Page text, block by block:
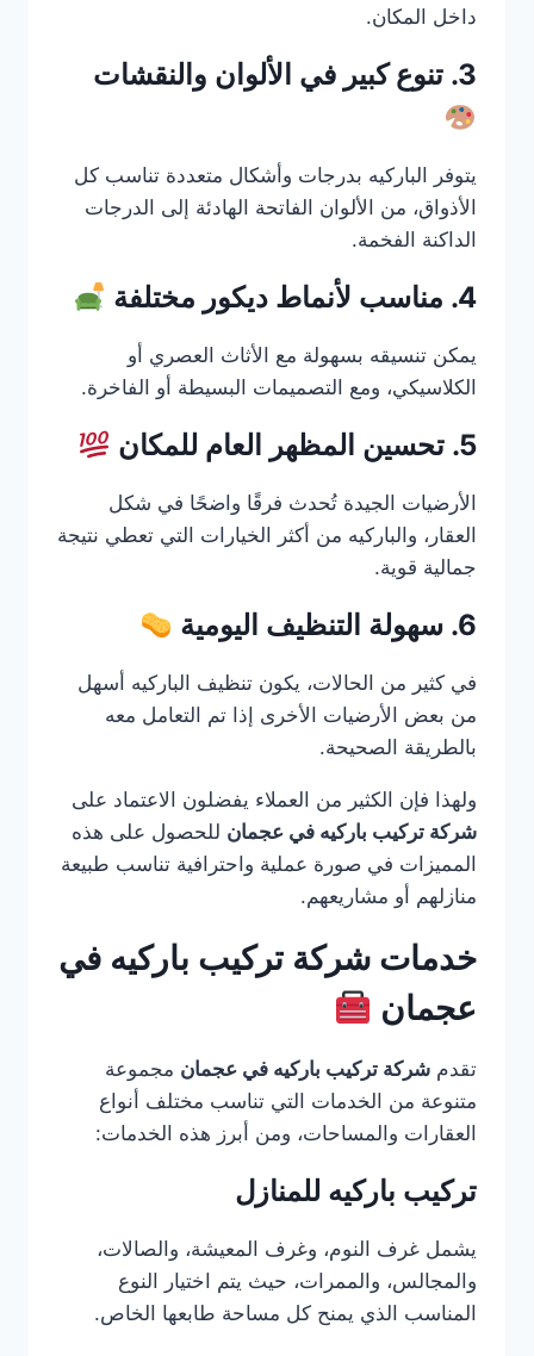
داخل المكان.
3. تنوع كبير في الألوان والنقشات
يتوفر الباركيه بدرجات وأشكال متعددة تناسب كل
الأذواق، من الألوان الفاتحة الهادئة إلى الدرجات
الداكنة الفخمة.
4. مناسب لأنماط ديكور مختلفة
يمكن تنسيقه بسهولة مع الأثاث العصري أو
الكلاسيكي، ومع التصميمات البسيطة أو الفاخرة.
5. تحسين المظهر العام للمكان
الأرضيات الجيدة تُحدث فرقًا واضحًا في شكل
العقار، والباركيه من أكثر الخيارات التي تعطي نتيجة
جمالية قوية.
6. سهولة التنظيف اليومية
في كثير من الحالات، يكون تنظيف الباركيه أسهل
من بعض الأرضيات الأخرى إذا تم التعامل معه
بالطريقة الصحيحة.
ولهذا فإن الكثير من العملاء يفضلون الاعتماد على
شركة تركيب باركيه في عجمان للحصول على هذه
المميزات في صورة عملية واحترافية تناسب طبيعة
منازلهم أو مشاريعهم.
خدمات شركة تركيب باركيه في
عجمان
تقدم شركة تركيب باركيه في عجمان مجموعة
متنوعة من الخدمات التي تناسب مختلف أنواع
العقارات والمساحات، ومن أبرز هذه الخدمات:
تركيب باركيه للمنازل
يشمل غرف النوم، وغرف المعيشة، والصالات،
والمجالس، والممرات، حيث يتم اختيار النوع
المناسب الذي يمنح كل مساحة طابعها الخاص.